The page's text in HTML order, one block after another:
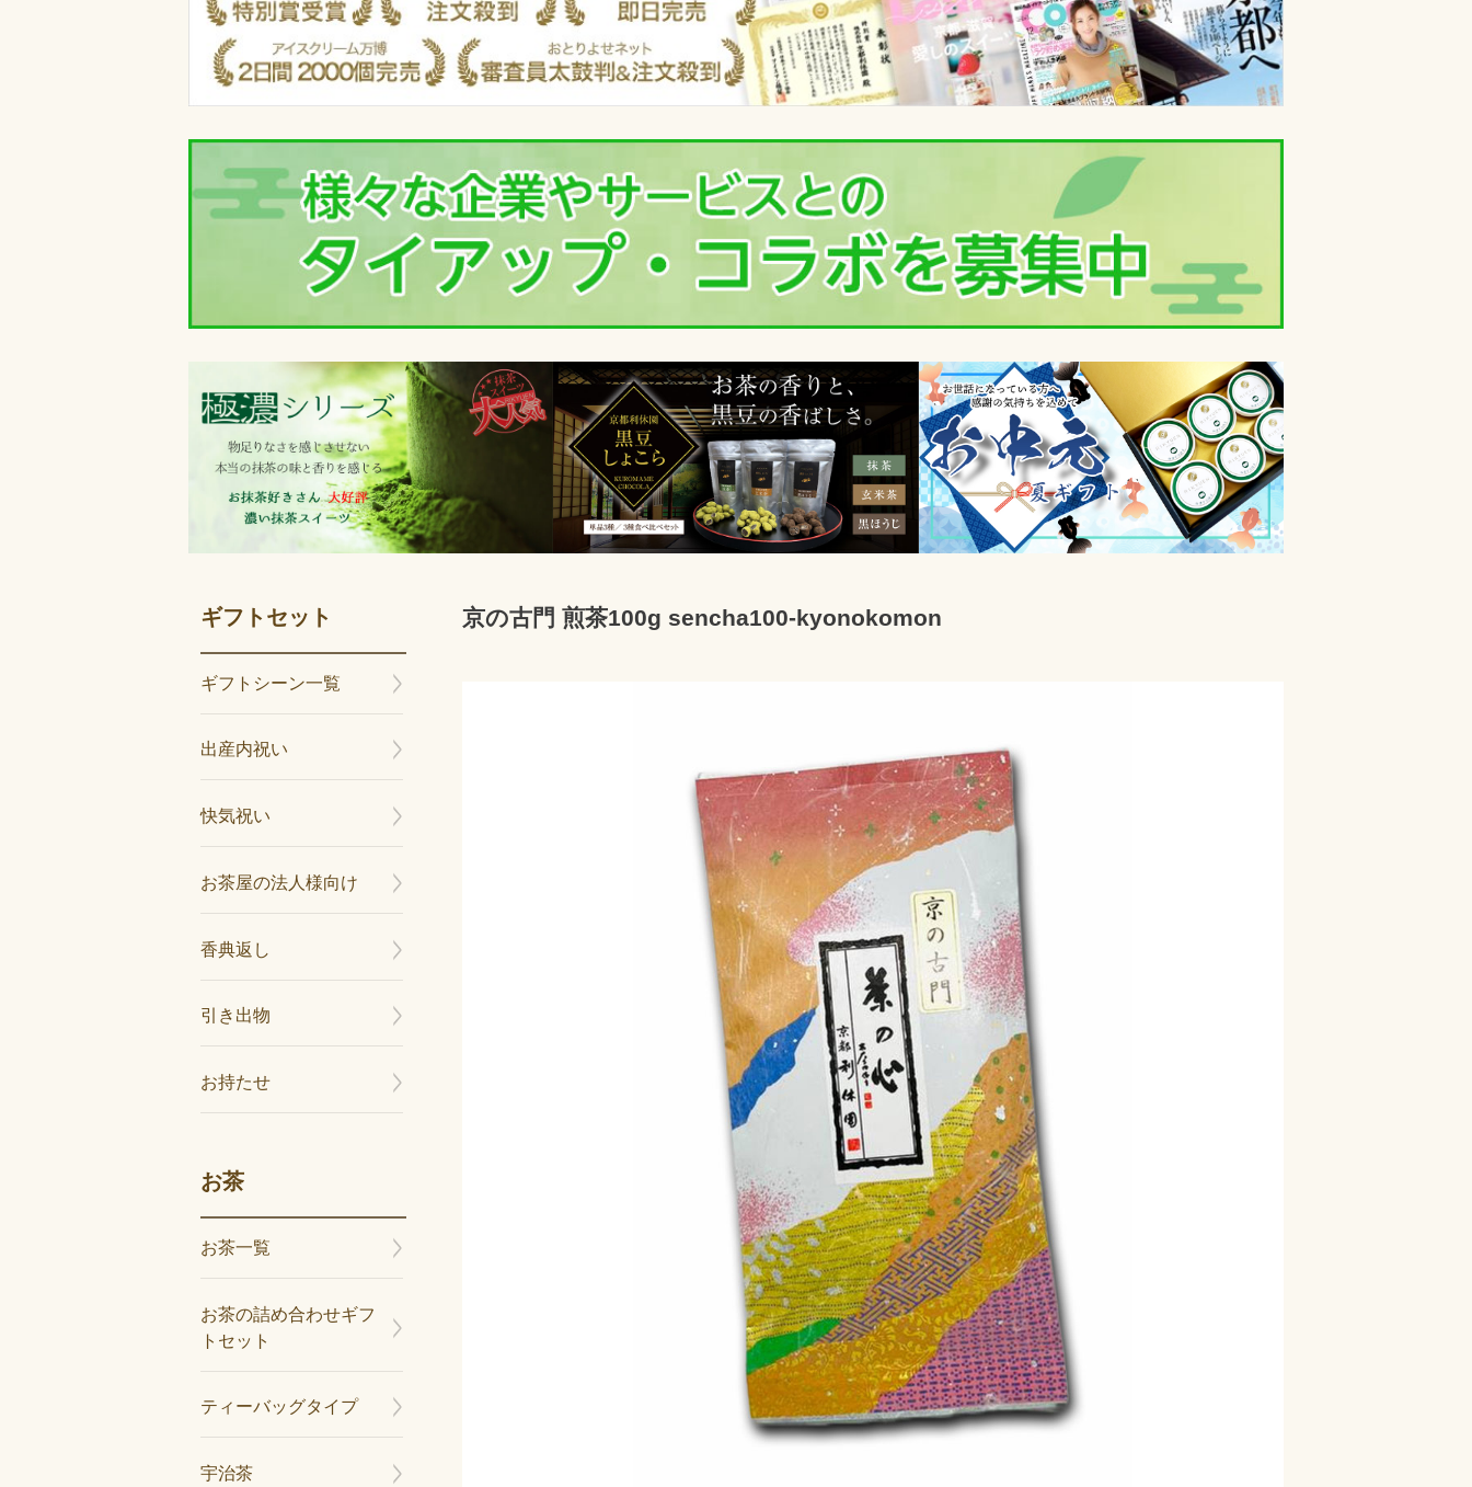
京の古門 煎茶100g sencha100-kyonokomon
ギフトセット
ギフトシーン一覧
出産内祝い
快気祝い
お茶屋の法人様向け
香典返し
引き出物
お持たせ
お茶
お茶一覧
お茶の詰め合わせギフ
トセット
ティーバッグタイプ
宇治茶